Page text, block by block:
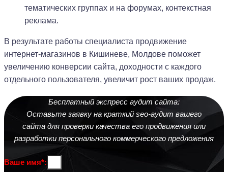
тематических группах и на форумах, контекстная
реклама.
В результате работы специалиста продвижение
интернет-магазинов в Кишиневе, Молдове поможет
увеличению конверсии сайта, доходности с каждого
отдельного пользователя, увеличит рост ваших продаж.
Бесплатный экспресс аудит сайта:
Оставьте заявку на краткий seo-аудит вашего
сайта для проверки качества его продвижения или
разработки персонального коммерческого предложения
Ваше имя*: